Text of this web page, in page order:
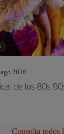
2026
de los 80s
Consulta todos